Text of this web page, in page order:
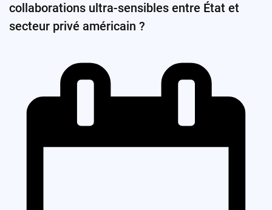
collaborations ultra-sensibles entre État et
secteur privé américain ?